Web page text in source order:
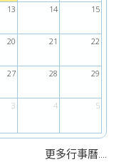
13 14 15
20 21 22
27 28 29
3 4 5
更多行事曆....